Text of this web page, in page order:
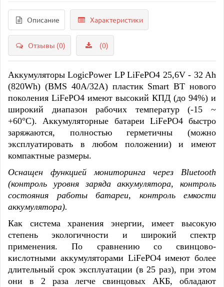
Описание Характеристики
Отзывы (0) (0)
Аккумуляторы LogicPower LP LiFePO4 25,6V - 32 Ah
(820Wh) (BMS 40A/32А) пластик Smart BT нового
поколения LiFePO4 имеют высокий КПД (до 94%) и
широкий диапазон рабочих температур (-15 ~
+60°C). Аккумуляторные батареи LiFePO4 быстро
заряжаются, полностью герметичны (можно
эксплуатировать в любом положении) и имеют
компактные размеры.
Оснащен функцией мониторинга через Bluetooth
(контроль уровня заряда аккумулятора, контроль
состояния работы батареи, контроль емкости
аккумулятора).
Как система хранения энергии, имеет высокую
степень экологичности и широкий спектр
применения. По сравнению со свинцово-
кислотными аккумуляторами LiFePO4 имеют более
длительный срок эксплуатации (в 25 раз), при этом
они в 2 раза легче свинцовых АКБ, обладают